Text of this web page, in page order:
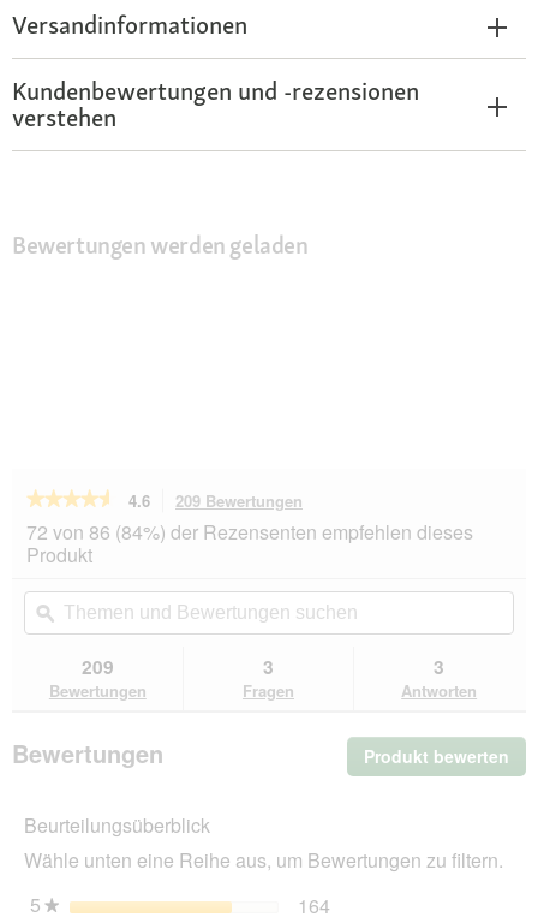
Versandinformationen
Kundenbewertungen und -rezensionen
verstehen
Bewertungen werden geladen
★★★★★
★★★★★
von
5
lesen
für
Häppchen
in
Huhn
4.6 209 Bewertungen
dieser
Aktion
du
zu
den
72 von 86 (84%) der Rezensenten empfehlen dieses
Produkt
Themen
und
Bewertungen
ϙ
209
Bewertungen
3
Fragen
3
Antworten
Bewertungen Produkt bewerten
Mit
Beurteilungsüberblick
Wähle unten eine Reihe aus, um Bewertungen zu filtern.
5★ Sterne 164